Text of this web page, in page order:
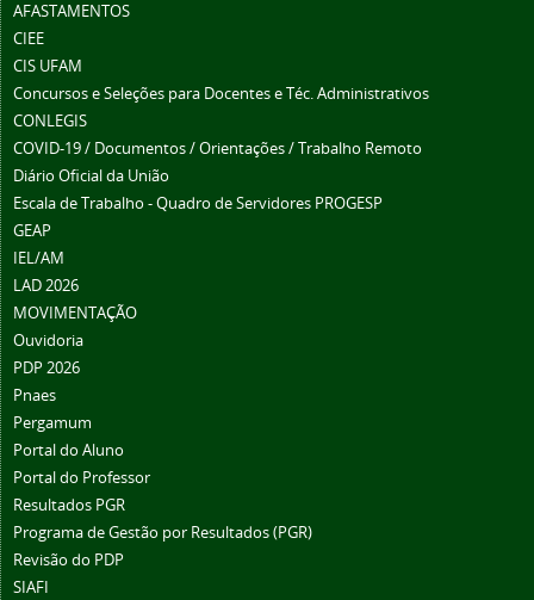
AFASTAMENTOS
CIEE
CIS UFAM
Concursos e Seleções para Docentes e Téc. Administrativos
CONLEGIS
COVID-19 / Documentos / Orientações / Trabalho Remoto
Diário Oficial da União
Escala de Trabalho - Quadro de Servidores PROGESP
GEAP
IEL/AM
LAD 2026
MOVIMENTAÇÃO
Ouvidoria
PDP 2026
Pnaes
Pergamum
Portal do Aluno
Portal do Professor
Resultados PGR
Programa de Gestão por Resultados (PGR)
Revisão do PDP
SIAFI